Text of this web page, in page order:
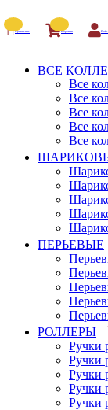
Сравнение Корзина
ВСЕ
Все
Все
Все
Все
Все
ПЕРЬЕВЫЕ
РОЛЛЕРЫ
Ручки
Ручки
Ручки
Ручки
Ручки